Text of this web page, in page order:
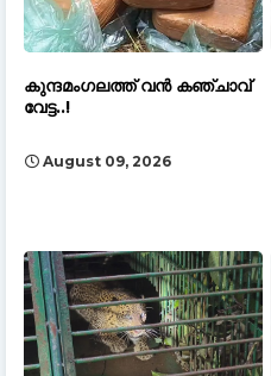
കുന്ദമംഗലത്ത് വൻ കഞ്ചാവ്‌
വേട്ട..!
August 09, 2026